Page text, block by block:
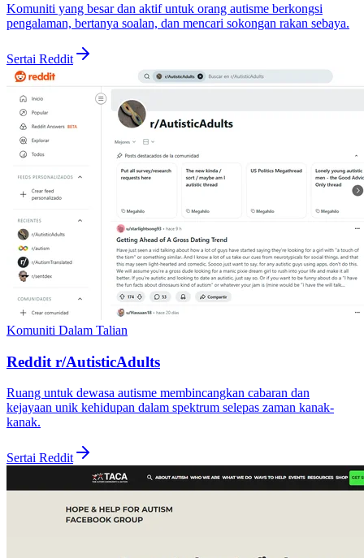
Komuniti yang besar dan aktif untuk orang autisme berkongsi
pengalaman, bertanya soalan, dan mencari sokongan rakan sebaya.
Sertai Reddit
Komuniti Dalam Talian
Reddit r/AutisticAdults
Ruang untuk dewasa autisme membincangkan cabaran dan
kejayaan unik kehidupan dalam spektrum selepas zaman kanak-
kanak.
Sertai Reddit